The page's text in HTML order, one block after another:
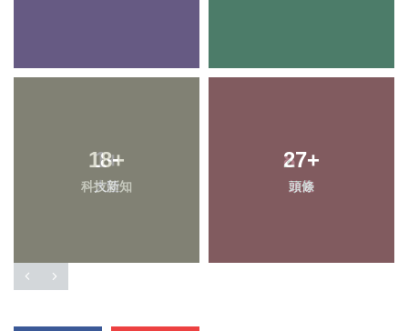
18+
科技新知
27+
頭條
1+
大陸
87+
旅遊